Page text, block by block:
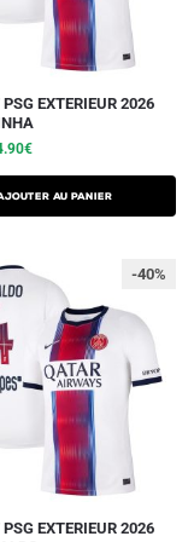
EXTERIEUR 2026
:
€Le
actuel
est :
AU PANIER
-40%
EXTERIEUR 2026